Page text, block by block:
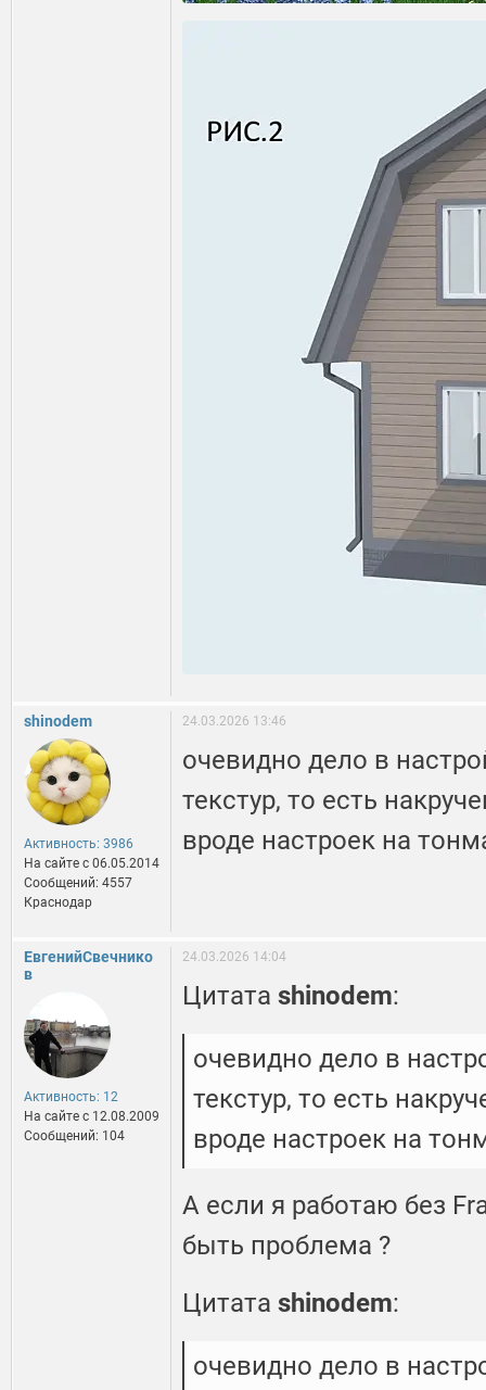
shinodem
Активность: 3986
На сайте c 06.05.2014
Сообщений: 4557
Краснодар
24.03.2026 13:46
очевидно дело в
текстур, то есть
вроде настроек на
ЕвгенийСвечнико
в
Активность: 12
На сайте c 12.08.2009
Сообщений: 104
24.03.2026 14:04
Цитата shinodem:
очевидно дело в
текстур, то есть
вроде настроек на
А если я работаю без
быть проблема ?
Цитата shinodem:
очевидно дело в